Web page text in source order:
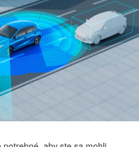
pokročilým hybridným systémom
Spotreba paliva a emisie CO2
úroveň komfortu a plynulú
výkonom v triede.